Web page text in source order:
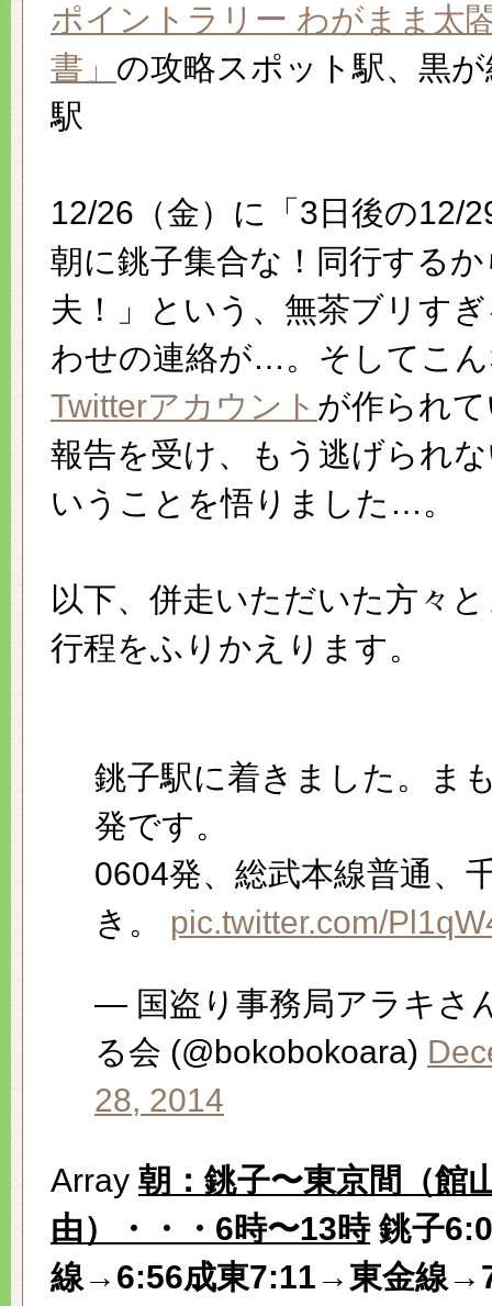
ポイントラリー わがまま太
書」 の攻略スポット駅、黒
駅
12/26（金）に「3日後の12/
朝に銚子集合な！同行する
夫！」という、無茶ブリす
わせの連絡が…。そしてこ
Twitterアカウント が作られ
報告を受け、もう逃げられ
いうことを悟りました…。
以下、併走いただいた方々
行程をふりかえります。
銚子駅に着きました。ま
発です。
0604発、総武本線普通、
き。 pic.twitter.com/
— 国盗り事務局アラキさ
る会 (@bokobokoara)
28, 2014
Array 朝：銚子〜東京間（館
由）・・・6時〜13時銚子
線→6:56成東7:11→東金線